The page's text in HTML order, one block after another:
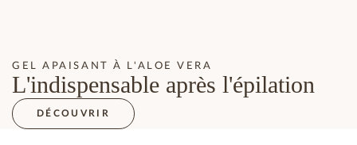
GEL APAISANT À L'ALOE VERA
L'indispensable après l'épilation
DÉCOUVRIR